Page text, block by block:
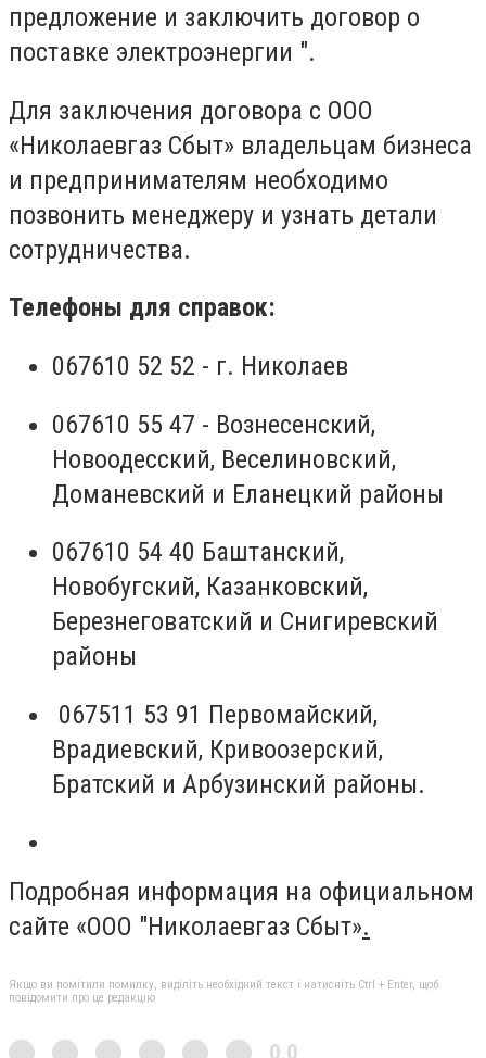
предложение и заключить договор о
поставке электроэнергии ".
Для заключения договора с ООО
«Николаевгаз Сбыт» владельцам бизнеса
и предпринимателям необходимо
позвонить менеджеру и узнать детали
сотрудничества.
Телефоны для справок:
067610 52 52 - г. Николаев
067610 55 47 - Вознесенский,
Новоодесский, Веселиновский,
Доманевский и Еланецкий районы
067610 54 40 Баштанский,
Новобугский, Казанковский,
Березнеговатский и Снигиревский
районы
067511 53 91 Первомайский,
Врадиевский, Кривоозерский,
Братский и Арбузинский районы.
Подробная информация на официальном
сайте «ООО "Николаевгаз Сбыт».
Якщо ви помітили помилку, виділіть необхідний текст і натисніть Ctrl + Enter, щоб
повідомити про це редакцію
0,0